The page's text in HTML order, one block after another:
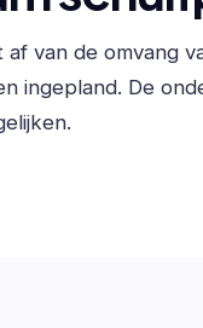
van de omvang
ingepland. De